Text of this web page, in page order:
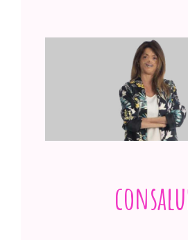
Euskadi doblega a la
devastadora enfermedad
a sus víctimas